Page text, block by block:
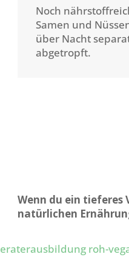
Noch
Samen und
über Nacht
abgetropft.
Wenn du ein tieferes
natürlichen